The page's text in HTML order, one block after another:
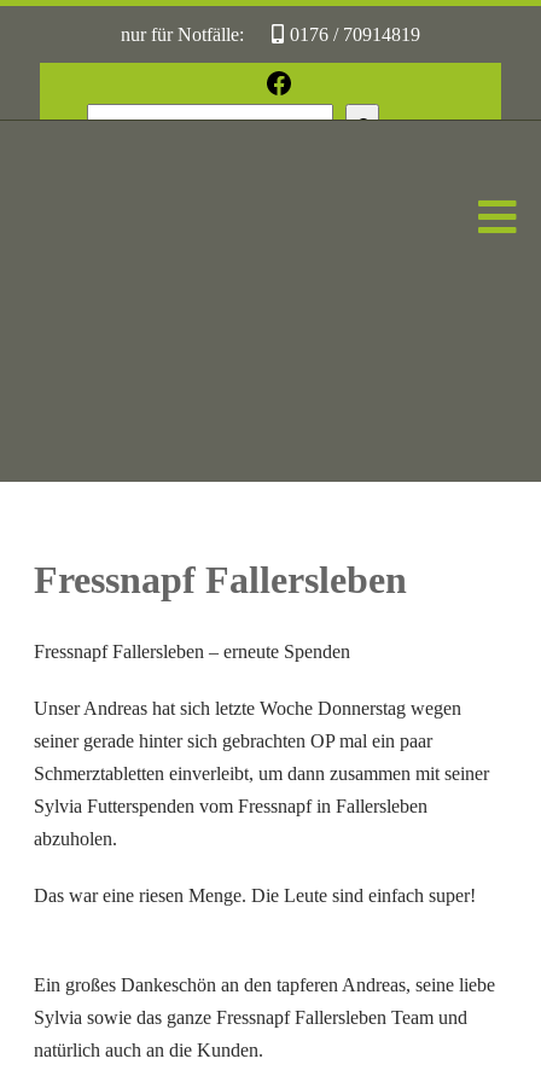
nur für Notfälle: 0176 / 70914819
05361 / 3070775
Facebook
Fressnapf Fallersleben
Fressnapf Fallersleben – erneute Spenden
Unser Andreas hat sich letzte Woche Donnerstag wegen
seiner gerade hinter sich gebrachten OP mal ein paar
Schmerztabletten einverleibt, um dann zusammen mit seiner
Sylvia Futterspenden vom Fressnapf in Fallersleben
abzuholen.
Das war eine riesen Menge. Die Leute sind einfach super!
Ein großes Dankeschön an den tapferen Andreas, seine liebe
Sylvia sowie das ganze Fressnapf Fallersleben Team und
natürlich auch an die Kunden.